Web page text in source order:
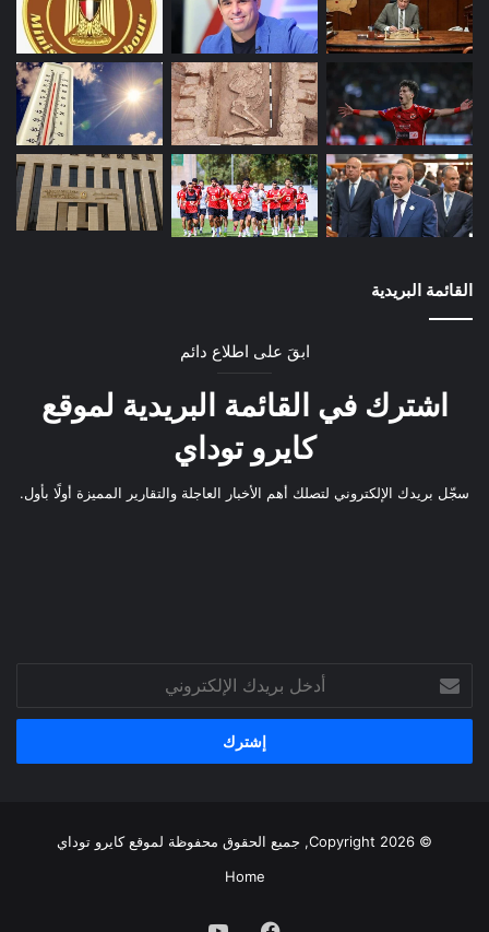
القائمة البريدية
ابقَ على اطلاع دائم
اشترك في القائمة البريدية لموقع
كايرو توداي
سجّل بريدك الإلكتروني لتصلك أهم الأخبار العاجلة والتقارير المميزة أولًا بأول.
بريدك
الإلكتروني
© Copyright 2026, جميع الحقوق محفوظة لموقع
كايرو توداي
Home